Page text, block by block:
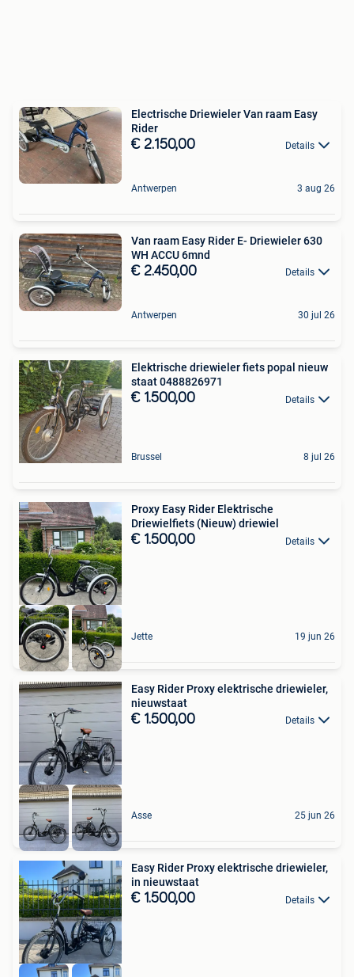
Electrische Driewieler Van raam Easy
Rider
€ 2.150,00 Details
Antwerpen 3 aug 26
Van raam Easy Rider E- Driewieler 630
WH ACCU 6mnd
€ 2.450,00 Details
Antwerpen 30 jul 26
Elektrische driewieler fiets popal nieuw
staat 0488826971
€ 1.500,00 Details
Brussel 8 jul 26
Proxy Easy Rider Elektrische
Driewielfiets (Nieuw) driewiel
€ 1.500,00 Details
Jette 19 jun 26
Easy Rider Proxy elektrische driewieler,
nieuwstaat
€ 1.500,00 Details
Asse 25 jun 26
Easy Rider Proxy elektrische driewieler,
in nieuwstaat
€ 1.500,00 Details